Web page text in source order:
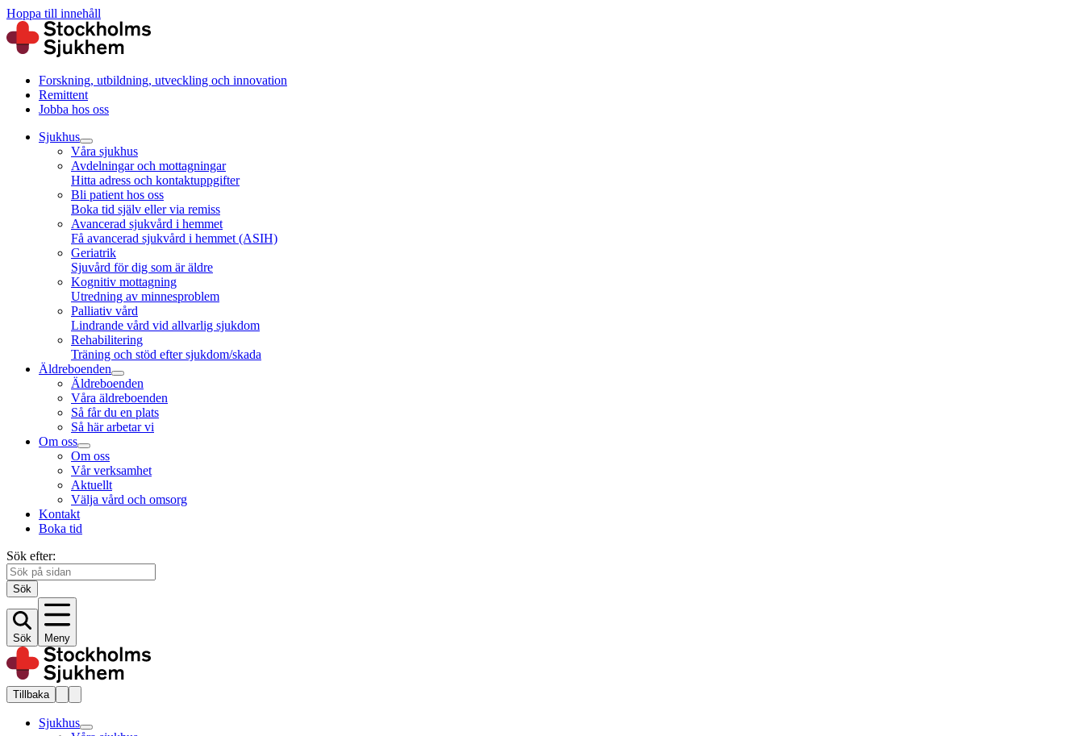
Hoppa till innehåll
Forskning, utbildning, utveckling och innovation
Remittent
Jobba hos oss
Sjukhus
Våra sjukhus
Avdelningar och mottagningar
Hitta adress och kontaktuppgifter
Bli patient hos oss
Boka tid själv eller via remiss
Avancerad sjukvård i hemmet
Få avancerad sjukvård i hemmet (ASIH)
Geriatrik
Sjuvård för dig som är äldre
Kognitiv mottagning
Utredning av minnesproblem
Palliativ vård
Lindrande vård vid allvarlig sjukdom
Rehabilitering
Träning och stöd efter sjukdom/skada
Äldreboenden
Äldreboenden
Våra äldreboenden
Så får du en plats
Så här arbetar vi
Om oss
Om oss
Vår verksamhet
Aktuellt
Välja vård och omsorg
Kontakt
Boka tid
Sök efter:
Sök
Sök Meny
Tillbaka
Sjukhus